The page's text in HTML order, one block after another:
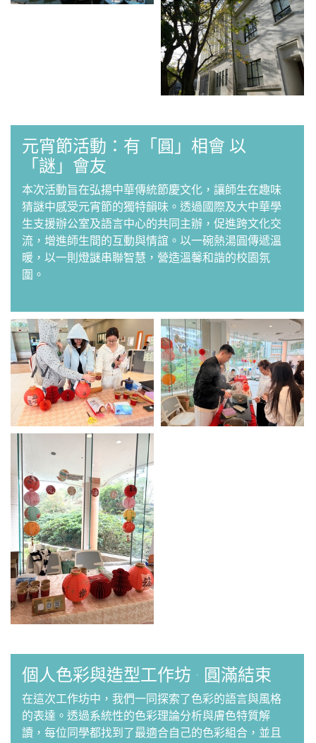
元宵節活動：有「圓」相會 以
「謎」會友
本次活動旨在弘揚中華傳統節慶文化，讓師生在趣味
猜謎中感受元宵節的獨特韻味。透過國際及大中華學
生支援辦公室及語言中心的共同主辦，促進跨文化交
流，增進師生間的互動與情誼。以一碗熱湯圓傳遞溫
暖，以一則燈謎串聯智慧，營造溫馨和諧的校園氛
圍。
個人色彩與造型工作坊 · 圓滿結束
在這次工作坊中，我們一同探索了色彩的語言與風格
的表達。透過系統性的色彩理論分析與膚色特質解
讀，每位同學都找到了最適合自己的色彩組合，並且